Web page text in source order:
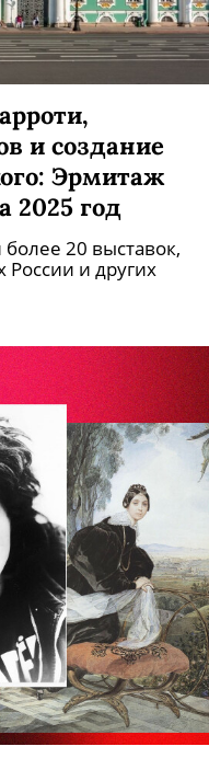
и создание
Эрмитаж
2025 год
20 выставок,
и других